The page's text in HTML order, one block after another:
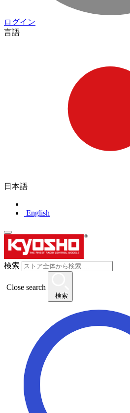
ログイン
言語
日本語
English
検索
Close search
検索